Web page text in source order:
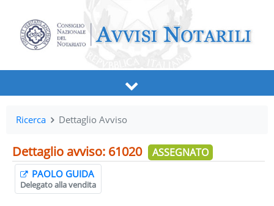
Ricerca Dettaglio Avviso
Dettaglio avviso: 61020 ASSEGNATO
PAOLO GUIDA
Delegato alla vendita